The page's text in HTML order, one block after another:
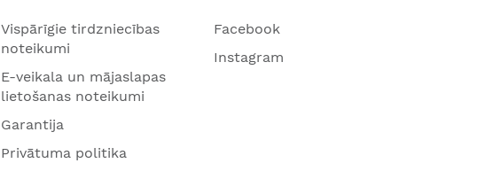
Vispārīgie tirdzniecības
noteikumi
E-veikala un mājaslapas
lietošanas noteikumi
Garantija
Privātuma politika
Facebook
Instagram